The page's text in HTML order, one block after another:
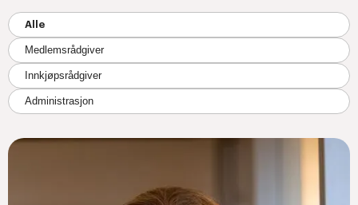
Alle
Medlemsrådgiver
Innkjøpsrådgiver
Administrasjon